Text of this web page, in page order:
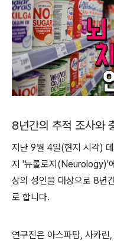
8년간의 추적 조사와
지난 9월 4일(현지 시각)
지 '뉴롤로지(Neurology)'
상의 성인을 대상으로 8년
로 합니다.
연구진은 아스파탐, 사카